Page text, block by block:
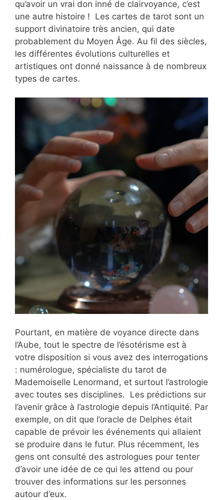
qu’avoir un vrai don inné de clairvoyance, c’est
une autre histoire ! Les cartes de tarot sont un
support divinatoire très ancien, qui date
probablement du Moyen Âge. Au fil des siècles,
les différentes évolutions culturelles et
artistiques ont donné naissance à de nombreux
types de cartes.
Pourtant, en matière de voyance directe dans
l’Aube, tout le spectre de l’ésotérisme est à
votre disposition si vous avez des interrogations
: numérologue, spécialiste du tarot de
Mademoiselle Lenormand, et surtout l’astrologie
avec toutes ses disciplines. Les prédictions sur
l’avenir grâce à l’astrologie depuis l’Antiquité. Par
exemple, on dit que l’oracle de Delphes était
capable de prévoir les événements qui allaient
se produire dans le futur. Plus récemment, les
gens ont consulté des astrologues pour tenter
d’avoir une idée de ce qui les attend ou pour
trouver des informations sur les personnes
autour d’eux.